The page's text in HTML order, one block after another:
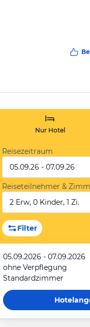
Nur Hotel
Reisezeitraum
05.09.26 - 07.09.26
Reiseteilnehmer &
2 Erw, 0 Kinder, 1 Zi.
Filter
05.09.2026 - 07.09.2026
ohne Verpflegung
Standardzimmer